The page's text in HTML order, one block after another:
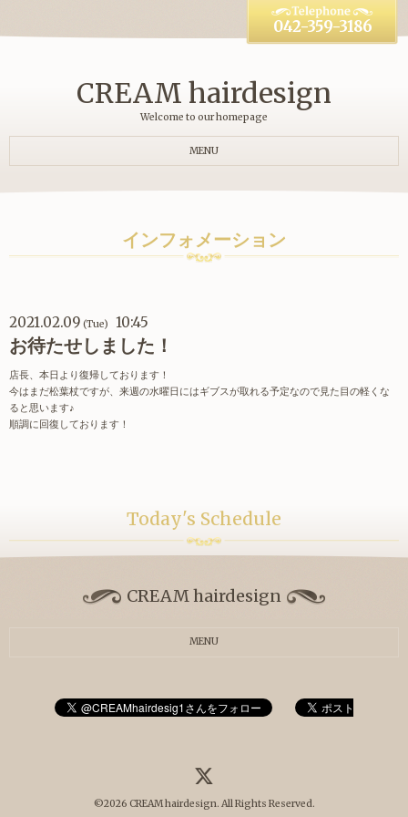
CREAM hairdesign
Welcome to our homepage
042-359-3186
MENU
インフォメーション
2021.02.09 (Tue) 10:45
お待たせしました！
店長、本日より復帰しております！
今はまだ松葉杖ですが、来週の水曜日にはギブスが取れる予定なので見た目の軽くな
ると思います♪
順調に回復しております！
Today's Schedule
CREAM hairdesign
MENU
©2026 CREAM hairdesign. All Rights Reserved.